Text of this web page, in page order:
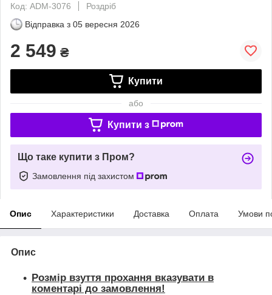
Код: ADM-3076
Роздріб
Відправка з 05 вересня 2026
2 549 ₴
Купити
або
Купити з
Що таке купити з Пром?
Замовлення під захистом
Опис Характеристики Доставка Оплата Умови
Опис
Розмір взуття прохання вказувати в
коментарі до замовлення!